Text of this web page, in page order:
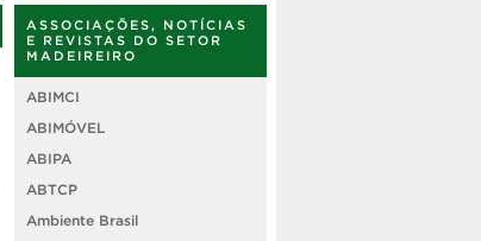
ASSOCIAÇÕES, NOTÍCIAS
E REVISTAS DO SETOR
MADEIREIRO
ABIMCI
ABIMÓVEL
ABIPA
ABTCP
Ambiente Brasil